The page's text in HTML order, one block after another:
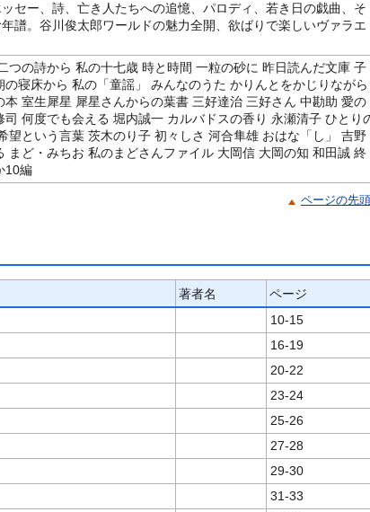
セー、詩、亡き人たちへの追憶、パロディ、若き日の戯曲、そ
譜。谷川俊太郎ワールドの魅力全開、欲ばりで楽しいヴァラエ
つの詩から 私の十七歳 時と時間 一粒の砂に 昨日読んだ文庫 子
の寝床から 私の「童謡」 みんなのうた かりんとをかじりながら
本 室生犀星 犀星さんからの葉書 三好達治 三好さん 中勘助 愛の
司 何度でも会える 堀内誠一 カルバドスの香り 永瀬清子 ひとり
望という言葉 茨木のり子 初々しさ 河合隼雄 おはな「し」 吉野
まど・みちお 私のまどさんファイル 大岡信 大岡の知 和田誠 終
10編
ページの先
著者名
ページ
10-15
16-19
20-22
23-24
25-26
27-28
29-30
31-33